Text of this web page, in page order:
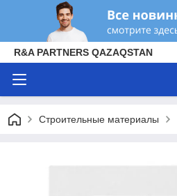
R&A PARTNERS QAZAQSTAN
Строительные материалы